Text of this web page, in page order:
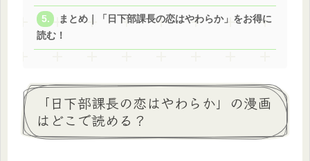
まとめ｜「日下部課長の恋はやわらか」をお得に
読む！
「日下部課長の恋はやわらか」の漫画
はどこで読める？